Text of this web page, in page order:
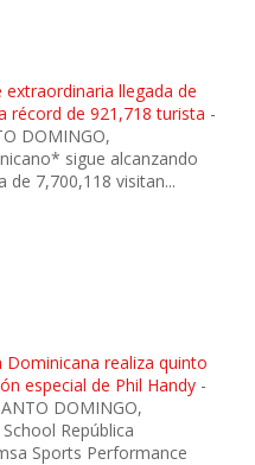
llegada de
récord de 921,718 turista -
DOMINGO,
sigue alcanzando
de 7,700,118 visitan...
Dominicana realiza quinto
especial de Phil Handy -
DOMINGO,
República
Sports Performance